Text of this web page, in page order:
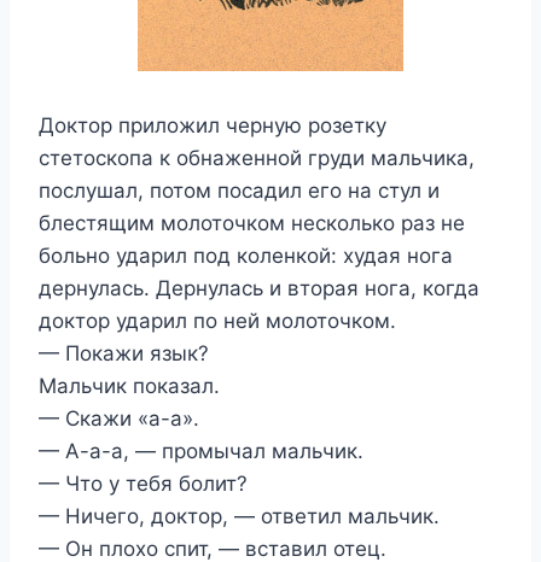
Доктор приложил черную розетку
стетоскопа к обнаженной груди мальчика,
послушал, потом посадил его на стул и
блестящим молоточком несколько раз не
больно ударил под коленкой: худая нога
дернулась. Дернулась и вторая нога, когда
доктор ударил по ней молоточком.
— Покажи язык?
Мальчик показал.
— Скажи «а-а».
— А-а-а, — промычал мальчик.
— Что у тебя болит?
— Ничего, доктор, — ответил мальчик.
— Он плохо спит, — вставил отец.